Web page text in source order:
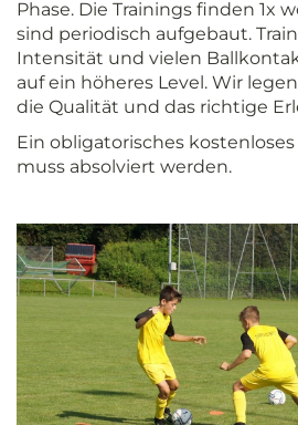
Phase. Die Trainings finden 1x
sind periodisch aufgebaut.
Intensität und vielen
auf ein höheres Level. Wir
die Qualität und das richtige
Ein obligatorisches
muss absolviert werden.